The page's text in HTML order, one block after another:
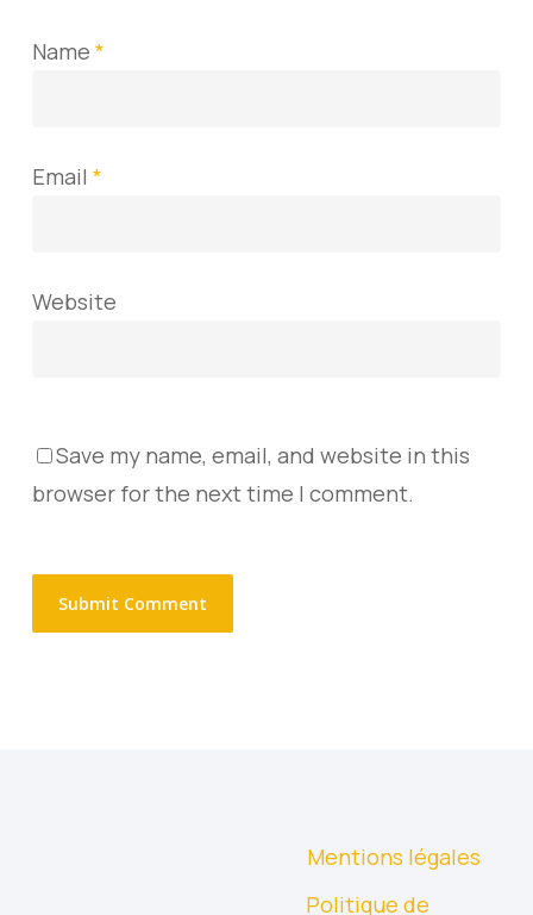
Name *
Email *
Website
Save my name, email, and website in this
browser for the next time I comment.
Mentions légales
Politique de